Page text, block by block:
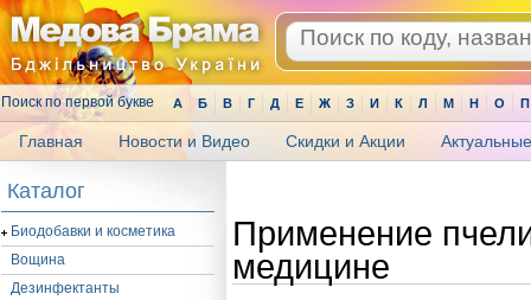
Поиск по первой букве А Б В Г Д Е Ж З И К Л М Н О П
Главная Новости и Видео Скидки и Акции
Каталог
Биодобавки и косметика
Вощина
Дезинфектанты
Применение
медицине